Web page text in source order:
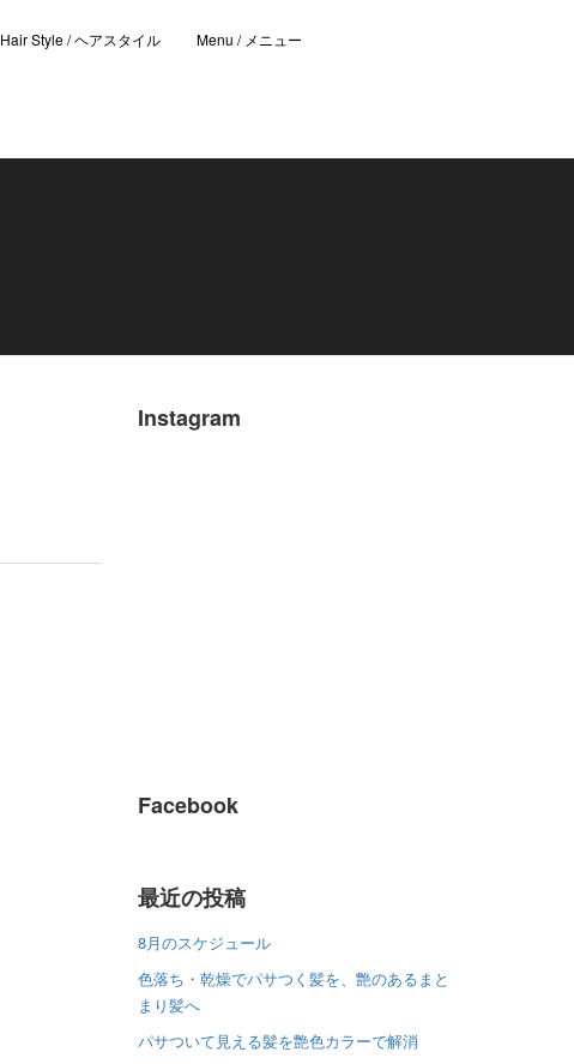
Hair Style / ヘアスタイル Menu / メニュー
Instagram
Facebook
最近の投稿
8月のスケジュール
色落ち・乾燥でパサつく髪を、艶のあるまと
まり髪へ
パサついて見える髪を艶色カラーで解消